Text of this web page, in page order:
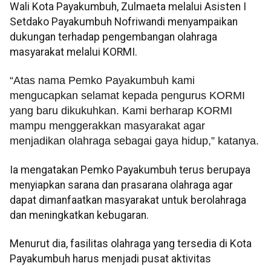
Wali Kota Payakumbuh, Zulmaeta melalui Asisten I
Setdako Payakumbuh Nofriwandi menyampaikan
dukungan terhadap pengembangan olahraga
masyarakat melalui KORMI.
“Atas nama Pemko Payakumbuh kami
mengucapkan selamat kepada pengurus KORMI
yang baru dikukuhkan. Kami berharap KORMI
mampu menggerakkan masyarakat agar
menjadikan olahraga sebagai gaya hidup,” katanya.
Ia mengatakan Pemko Payakumbuh terus berupaya
menyiapkan sarana dan prasarana olahraga agar
dapat dimanfaatkan masyarakat untuk berolahraga
dan meningkatkan kebugaran.
Menurut dia, fasilitas olahraga yang tersedia di Kota
Payakumbuh harus menjadi pusat aktivitas